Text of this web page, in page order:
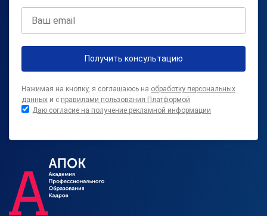
Получить консультацию
Нажимая на кнопку, я соглашаюсь на обработку персональных
данных и с правилами пользования Платформой
Даю согласие на получение рекламной информации